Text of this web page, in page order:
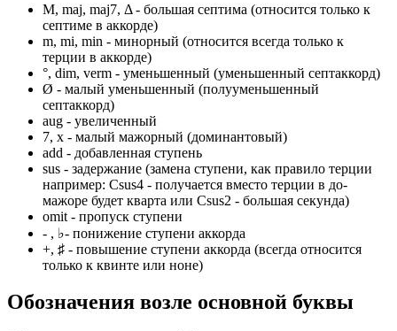
M, maj, maj7, Δ - большая септима (относится только к
септиме в аккорде)
m, mi, min - минорный (относится всегда только к
терции в аккорде)
°, dim, verm - уменьшенный (уменьшенный септаккорд)
Ø - малый уменьшенный (полууменьшенный
септаккорд)
aug - увеличенный
7, х - малый мажорный (доминантовый)
add - добавленная ступень
sus - задержание (замена ступени, как правило терции
например: Сsus4 - получается вместо терции в до-
мажоре будет кварта или Csus2 - большая секунда)
omit - пропуск ступени
- , ♭- понижение ступени аккорда
+, ♯ - повышение ступени аккорда (всегда относится
только к квинте или ноне)
Обозначения возле основной буквы